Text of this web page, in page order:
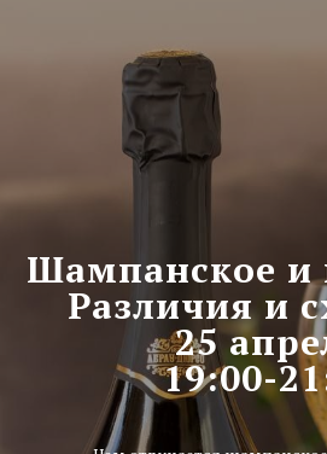
Шампанское и
Различия и
25
19:00-